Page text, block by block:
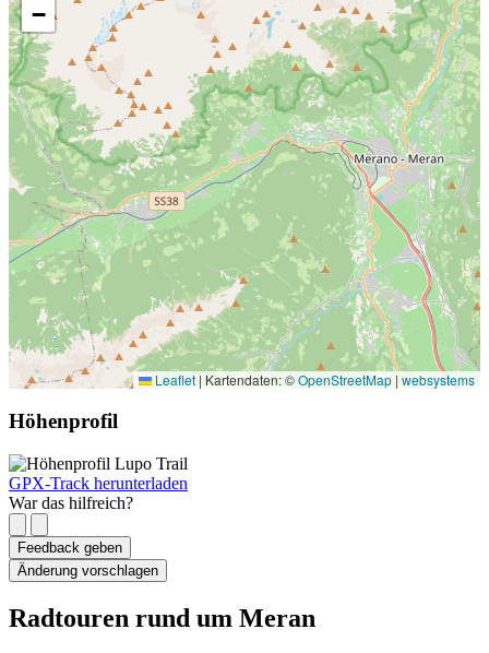
−
Leaflet | Kartendaten: ©OpenStreetMap | websystems
Höhenprofil
GPX-Track herunterladen
War das hilfreich?
Feedback geben
Änderung vorschlagen
Radtouren rund um Meran